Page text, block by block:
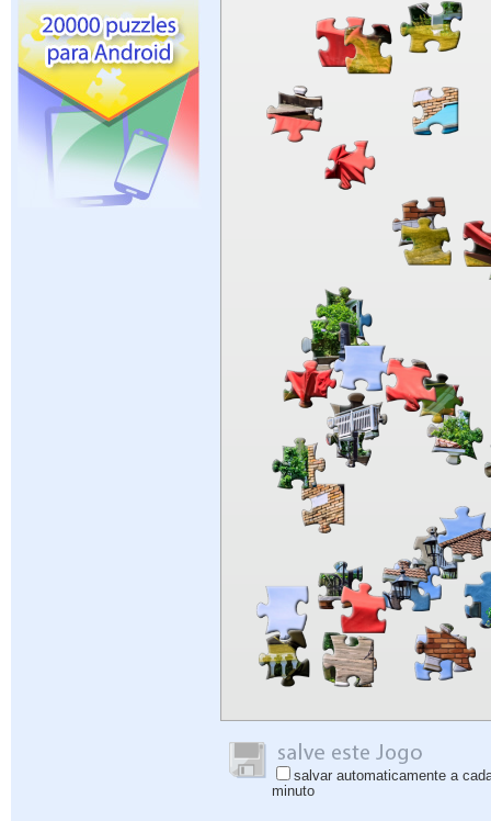
salvar automaticamente a
minuto